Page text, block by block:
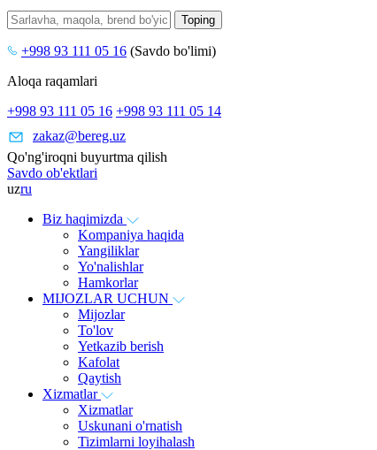
+998 93 111 05 16 (Savdo bo'limi)
Aloqa raqamlari
+998 93 111 05 16 +998 93 111 05 14
zakaz@bereg.uz
Qo'ng'iroqni buyurtma qilish
Savdo ob'ektlari
uzru
Biz haqimizda
Kompaniya haqida
Yangiliklar
Yo'nalishlar
Hamkorlar
MIJOZLAR UCHUN
Mijozlar
To'lov
Yetkazib berish
Kafolat
Qaytish
Xizmatlar
Xizmatlar
Uskunani o'rnatish
Tizimlarni loyihalash